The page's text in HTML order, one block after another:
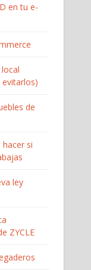
en tu e-
de
si
ley
ZYCLE